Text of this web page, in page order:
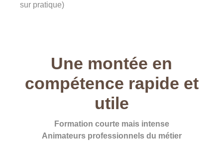
sur pratique)
Une montée en
compétence rapide et
utile
Formation courte mais intense
Animateurs professionnels du métier